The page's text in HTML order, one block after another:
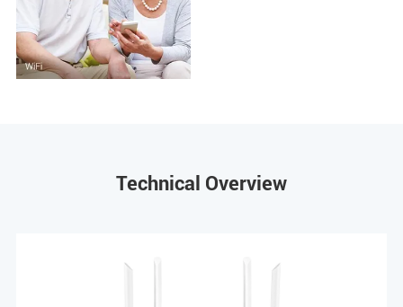
Technical Overview